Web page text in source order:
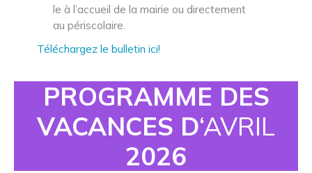
le à l’accueil de la mairie ou directement
au périscolaire.
Téléchargez le bulletin ici!
PROGRAMME DES
VACANCES D‘AVRIL
2026